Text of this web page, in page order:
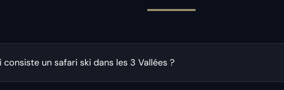
consiste un safari ski dans les 3 Vallées ?